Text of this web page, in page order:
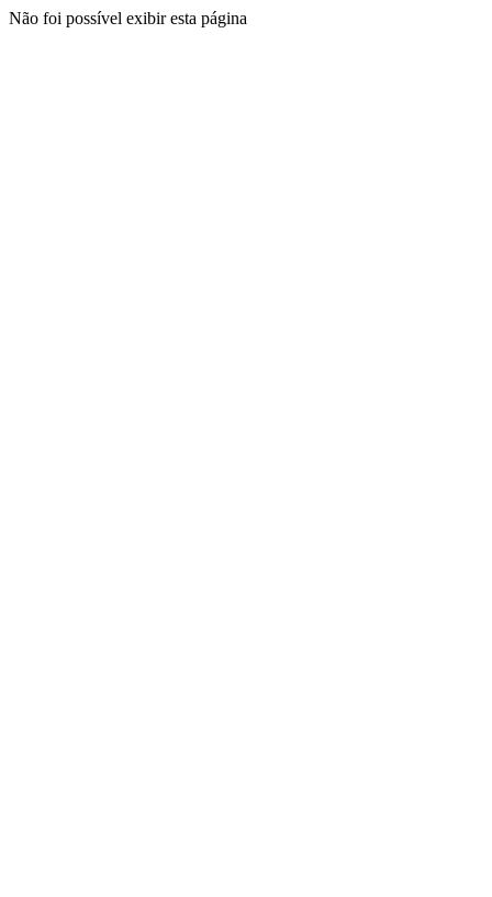
Não foi possível exibir esta página